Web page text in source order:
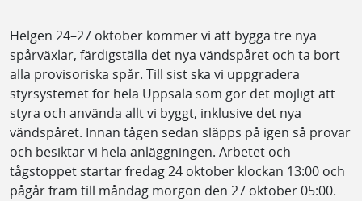
Helgen 24–27 oktober kommer vi att bygga tre nya
spårväxlar, färdigställa det nya vändspåret och ta bort
alla provisoriska spår. Till sist ska vi uppgradera
styrsystemet för hela Uppsala som gör det möjligt att
styra och använda allt vi byggt, inklusive det nya
vändspåret. Innan tågen sedan släpps på igen så provar
och besiktar vi hela anläggningen. Arbetet och
tågstoppet startar fredag 24 oktober klockan 13:00 och
pågår fram till måndag morgon den 27 oktober 05:00.